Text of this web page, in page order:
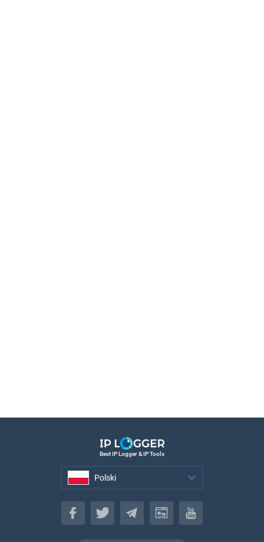
Best IP Logger & IP Tools
Polski
Polski